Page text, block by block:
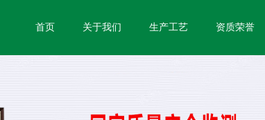
首页 关于我们 生产工艺 资质荣誉